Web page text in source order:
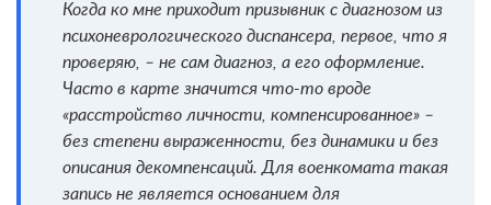
Когда ко мне приходит призывник с диагнозом из
психоневрологического диспансера, первое, что я
проверяю, – не сам диагноз, а его оформление.
Часто в карте значится что-то вроде
«расстройство личности, компенсированное» –
без степени выраженности, без динамики и без
описания декомпенсаций. Для военкомата такая
запись не является основанием для